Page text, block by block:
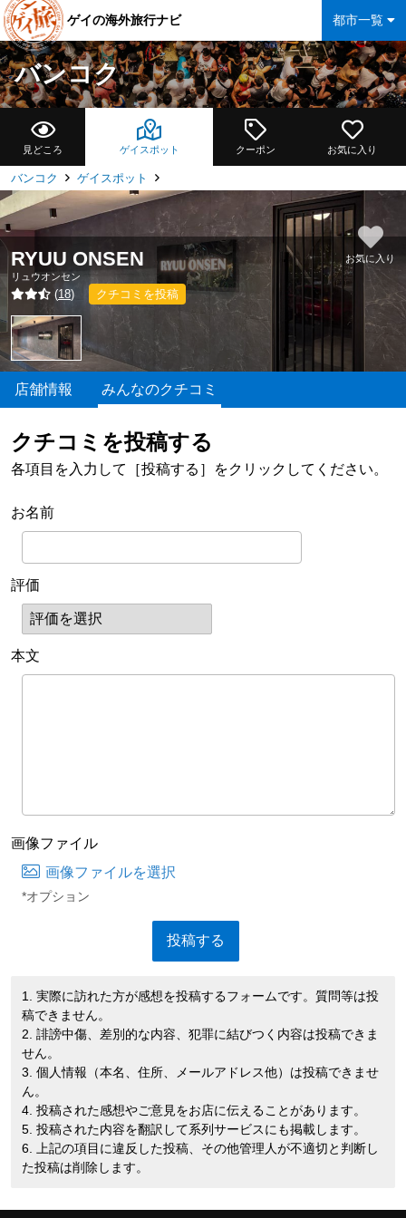
都市一覧
ゲイの海外旅行ナビ
バンコク
見どころ ゲイスポット クーポン お気に入り
バンコク ゲイスポット
RYUU ONSEN
リュウオンセン
(18) クチコミを投稿
お気に入り
店舗情報 みんなのクチコミ
クチコミを投稿する
各項目を入力して［投稿する］をクリックしてください。
お名前
評価
本文
画像ファイル
画像ファイルを選択
*オプション
1. 実際に訪れた方が感想を投稿するフォームです。質問等は投
稿できません。
2. 誹謗中傷、差別的な内容、犯罪に結びつく内容は投稿できま
せん。
3. 個人情報（本名、住所、メールアドレス他）は投稿できませ
ん。
4. 投稿された感想やご意見をお店に伝えることがあります。
5. 投稿された内容を翻訳して系列サービスにも掲載します。
6. 上記の項目に違反した投稿、その他管理人が不適切と判断し
た投稿は削除します。